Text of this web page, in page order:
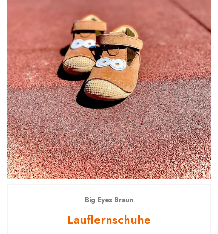
Big Eyes Braun
Lauflernschuhe